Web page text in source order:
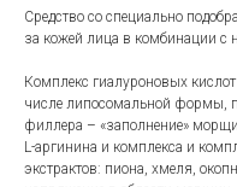
Средство со специально
за кожей лица в комбинации
Комплекс гиалуроновых
числе липосомальной формы,
филлера – «заполнение»
L-аргинина и комплекса и
экстрактов: пиона, хмеля,